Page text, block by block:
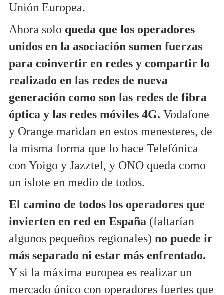
Unión Europea.
Ahora solo queda que los operadores
unidos en la asociación sumen fuerzas
para coinvertir en redes y compartir lo
realizado en las redes de nueva
generación como son las redes de fibra
óptica y las redes móviles 4G. Vodafone
y Orange maridan en estos menesteres, de
la misma forma que lo hace Telefónica
con Yoigo y Jazztel, y ONO queda como
un islote en medio de todos.
El camino de todos los operadores que
invierten en red en España (faltarían
algunos pequeños regionales) no puede ir
más separado ni estar más enfrentado.
Y si la máxima europea es realizar un
mercado único con operadores fuertes que